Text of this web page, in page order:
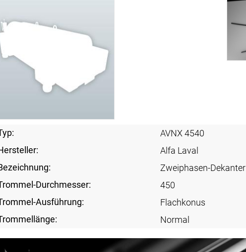
AVNX 4540
Alfa Laval
Zweiphasen-Dekanter
Durchmesser:
450
Ausführung:
Flachkonus
Normal